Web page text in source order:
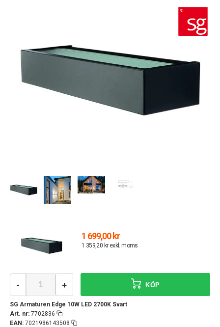
1 699,00 kr
1 359,20 kr exkl. moms
SG Armaturen Edge 10W LED 2700K Svart
Art. nr: 7702836
EAN: 7021986143508
- + KÖP